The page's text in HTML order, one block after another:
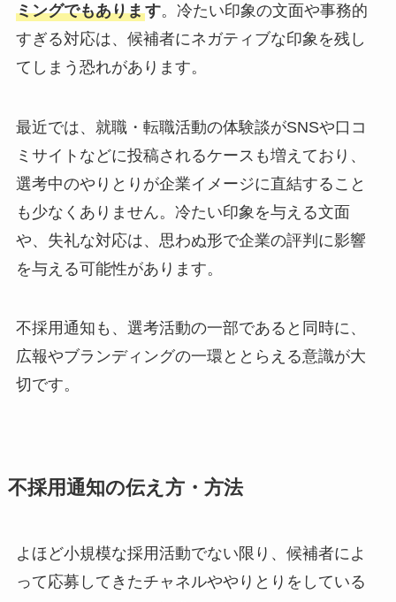
ミングでもあります。冷たい印象の文面や事務的
すぎる対応は、候補者にネガティブな印象を残し
てしまう恐れがあります。
最近では、就職・転職活動の体験談がSNSや口コ
ミサイトなどに投稿されるケースも増えており、
選考中のやりとりが企業イメージに直結すること
も少なくありません。冷たい印象を与える文面
や、失礼な対応は、思わぬ形で企業の評判に影響
を与える可能性があります。
不採用通知も、選考活動の一部であると同時に、
広報やブランディングの一環ととらえる意識が大
切です。
不採用通知の伝え方・方法
よほど小規模な採用活動でない限り、候補者によ
って応募してきたチャネルややりとりをしている